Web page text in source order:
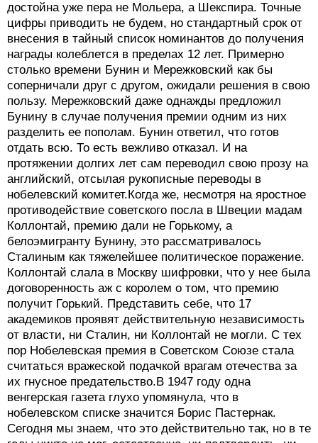
достойна уже пера не Мольера, а Шекспира. Точные
цифры приводить не будем, но стандартный срок от
внесения в тайный список номинантов до получения
награды колеблется в пределах 12 лет. Примерно
столько времени Бунин и Мережковский как бы
соперничали друг с другом, ожидали решения в свою
пользу. Мережковский даже однажды предложил
Бунину в случае получения премии одним из них
разделить ее пополам. Бунин ответил, что готов
отдать всю. То есть вежливо отказал. И на
протяжении долгих лет сам переводил свою прозу на
английский, отсылая рукописные переводы в
нобелевский комитет.Когда же, несмотря на яростное
противодействие советского посла в Швеции мадам
Коллонтай, премию дали не Горькому, а
белоэмигранту Бунину, это рассматривалось
Сталиным как тяжелейшее политическое поражение.
Коллонтай слала в Москву шифровки, что у нее была
договоренность аж с королем о том, что премию
получит Горький. Представить себе, что 17
академиков проявят действительную независимость
от власти, ни Сталин, ни Коллонтай не могли. С тех
пор Нобелевская премия в Советском Союзе стала
считаться вражеской подачкой врагам отечества за
их гнусное предательство.В 1947 году одна
венгерская газета глухо упомянула, что в
нобелевском списке значится Борис Пастернак.
Сегодня мы знаем, что это действительно так, но в те